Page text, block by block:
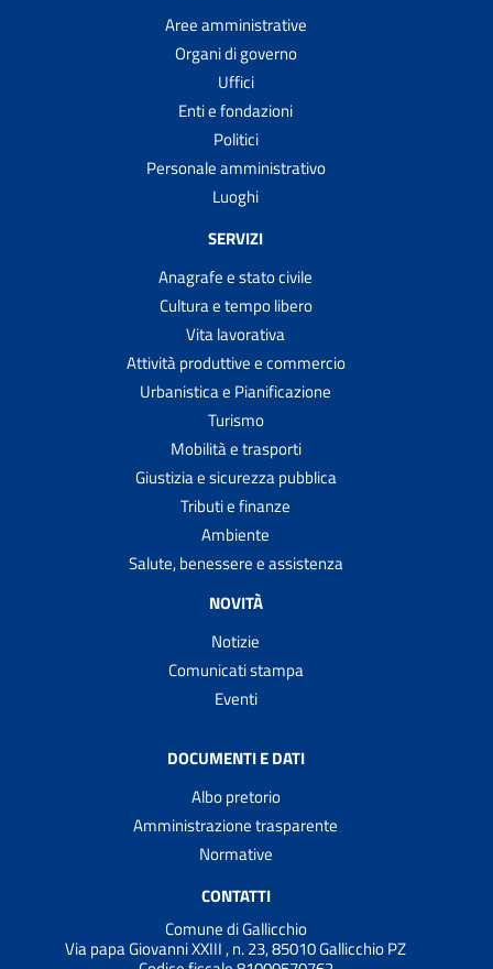
Aree amministrative
Organi di governo
Uffici
Enti e fondazioni
Politici
Personale amministrativo
Luoghi
SERVIZI
Anagrafe e stato civile
Cultura e tempo libero
Vita lavorativa
Attività produttive e commercio
Urbanistica e Pianificazione
Turismo
Mobilità e trasporti
Giustizia e sicurezza pubblica
Tributi e finanze
Ambiente
Salute, benessere e assistenza
NOVITÀ
Notizie
Comunicati stampa
Eventi
DOCUMENTI E DATI
Albo pretorio
Amministrazione trasparente
Normative
CONTATTI
Comune di Gallicchio
Via papa Giovanni XXIII , n. 23, 85010 Gallicchio PZ